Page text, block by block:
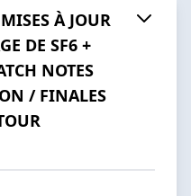
À JOUR
DE SF6 +
NOTES
/ FINALES